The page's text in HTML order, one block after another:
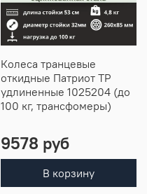
Колеса транцевые
откидные Патриот ТР
удлиненные 1025204 (до
100 кг, трансфомеры)
9578 руб
В корзину